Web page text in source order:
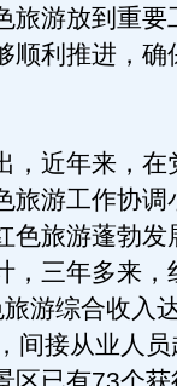
旅游放到重要
顺利推进，确
近年来，在
旅游工作协调
色旅游蓬勃发
，三年多来，
游综合收入
间接从业人